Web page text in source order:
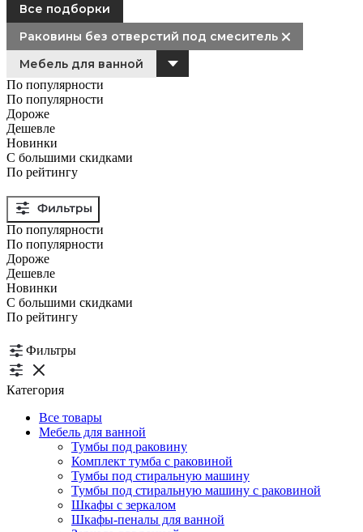
Все подборки
Раковины без отверстий под смеситель
Мебель для ванной
По популярности
По популярности
Дороже
Дешевле
Новинки
С большими скидками
По рейтингу
По популярности
По популярности
Дороже
Дешевле
Новинки
С большими скидками
По рейтингу
Фильтры
Категория
Все товары
Мебель для ванной
Тумбы под раковину
Комплект тумба с раковиной
Тумбы под стиральную машину
Тумбы под стиральную машину с раковиной
Шкафы с зеркалом
Шкафы-пеналы для ванной